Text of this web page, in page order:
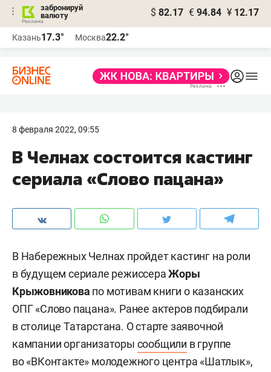
забронируй
валюту
$ 82.17 € 94.84 ¥ 12.17
Казань17.3° Москва22.2°
8 февраля 2022, 09:55
В Челнах состоится кастинг
сериала «Слово пацана»
В Набережных Челнах пройдет кастинг на роли
в будущем сериале режиссераЖоры
Крыжовникова по мотивам книги о казанских
ОПГ «Слово пацана». Ранее актеров подбирали
в столице Татарстана. О старте заявочной
кампании организаторы сообщили в группе
во «ВКонтакте» молодежного центра «Шатлык»,